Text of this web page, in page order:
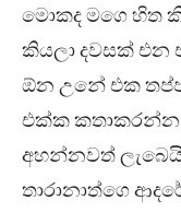
මොකද මගෙ හිත
කියලා දවසක් එන
ඕන උනේ එක
එක්ක කතාකරන්න.
අහන්නවත්
තාරානාත්ගෙ